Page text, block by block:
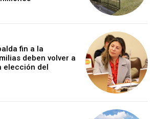
fin a la
deben volver a
elección del